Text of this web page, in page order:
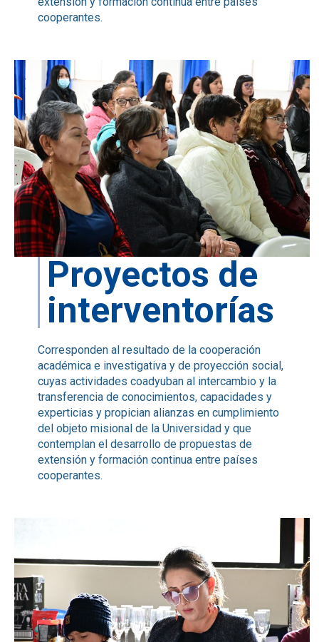
cooperantes.
Proyectos de
interventorías
Corresponden al resultado de la cooperación
académica e investigativa y de proyección social,
cuyas actividades coadyuban al intercambio y la
transferencia de conocimientos, capacidades y
experticias y propician alianzas en cumplimiento
del objeto misional de la Universidad y que
contemplan el desarrollo de propuestas de
extensión y formación continua entre países
cooperantes.